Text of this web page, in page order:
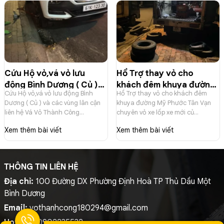
Cứu Hộ vỏ,vá vỏ lưu
động Bình Dương ( Củ )
và các vùng lân cận liên
hệ Vá Vỏ Thành Công
0902235532
Cứu Hộ vỏ,vá vỏ lưu động Bình
Dương ( Củ ) và các vùng lân cận
liên hệ Vá Vỏ Thành Công
Xem thêm bài viết
Hổ Trợ thay vỏ cho
khách đêm khuya đường
Mỹ Phước Tân Vạn
chuyên vỏ xe lốp xe mới
củ 0902235532
Hổ Trợ thay vỏ cho khách đêm
khuya đường Mỹ Phước Tân Vạn
chuyên vỏ xe lốp xe mới củ
Xem thêm bài viết
THÔNG TIN LIÊN HỆ
Địa chỉ: 100 Đường DX Phường Định Hoà TP Thủ Dầu Một
Bình Dương
Email:vothanhcong180294@gmail.com